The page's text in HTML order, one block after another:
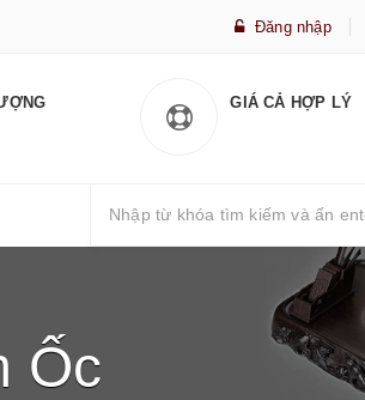
Đăng nhập
GIÁ CẢ HỢP LÝ
Ốc